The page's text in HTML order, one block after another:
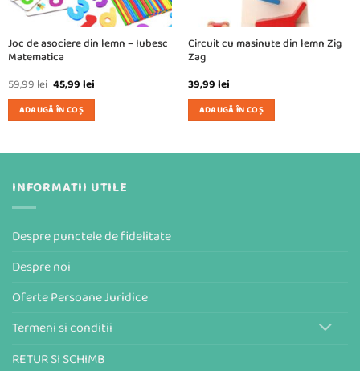
Joc de asociere din lemn – Iubesc
Matematica
59,99lei Prețul
inițial
a
fost:
59,99 lei.
45,99leiPrețul
curent
este:
45,99 lei.
ADAUGĂ ÎN COȘ
Circuit cu masinute din lemn Zig
Zag
39,99lei
ADAUGĂ ÎN COȘ
INFORMATII UTILE
Despre punctele de fidelitate
Despre noi
Oferte Persoane Juridice
Termeni si conditii
RETUR SI SCHIMB